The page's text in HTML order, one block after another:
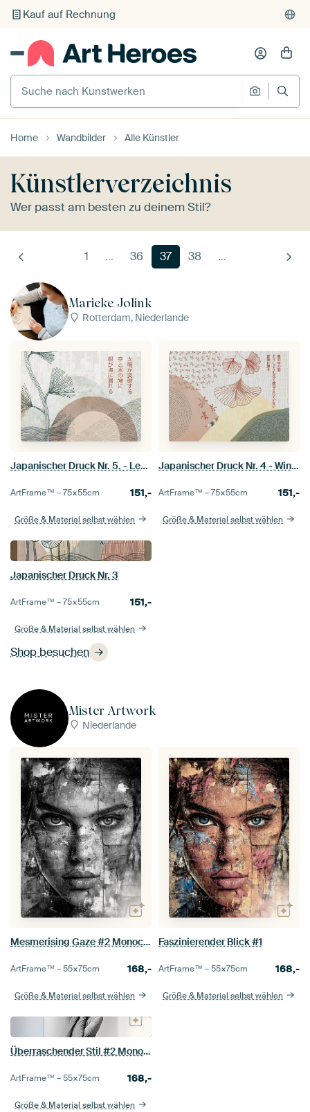
Individueller Druck auf Bestellung
Suche nach Kunstwerken
Suche
Home Wandbilder Alle Künstler
Künstlerverzeichnis
Wer passt am besten zu deinem Stil?
1 … 36 37 38 …
Marieke Jolink
Rotterdam, Niederlande
Shop besuchen
Japanischer Druck Nr. 5. - Leere - Kū
ArtFrame™ –75×55cm 151,-
Größe & Material selbst wählen
Japanischer Druck Nr. 4 - Wind- Fū
ArtFrame™ –75×55cm 151,-
Größe & Material selbst wählen
Japanischer Druck Nr. 3
ArtFrame™ –75×55cm 151,-
Größe & Material selbst wählen
Mister Artwork
Niederlande
Mesmerising Gaze #2 Monochrom
ArtFrame™ –55×75cm 168,-
Größe & Material selbst wählen
Faszinierender Blick #1
ArtFrame™ –55×75cm 168,-
Größe & Material selbst wählen
Überraschender Stil #2 Monochrom
ArtFrame™ –55×75cm 168,-
Größe & Material selbst wählen